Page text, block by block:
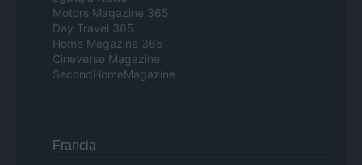
Motors Magazine 365
Day Travel 365
Home Magazine 365
Cineverse Magazine
SecondHomeMagazine
Francia